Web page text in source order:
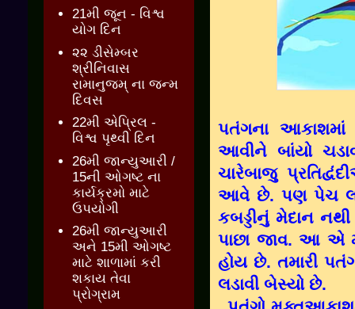
પતંગના આકાશમાં
આવીને બાંયો
ચારેબાજુ
આવે છે. પણ પેચ
કબડ્ડીનું મેદાન
પાછા જાવ. આ એ
હોય છે. તમારી
લડાવી બેસ્યો છે.
21મી જૂન - વિશ્વ
યોગ દિન
૨૨ ડીસેમ્બર
શ્રીનિવાસ
રામાનુજમ્ ના જન્મ
દિવસ
22મી એપ્રિલ -
વિશ્વ પૃથ્વી દિન
26મી જાન્યુઆરી /
15ની ઓગષ્ટ ના
કાર્યક્રમો માટે
ઉપયોગી
26મી જાન્યુઆરી
અને 15મી ઓગષ્ટ
માટે શાળામાં કરી
શકાય તેવા
પ્રોગ્રામ